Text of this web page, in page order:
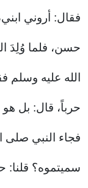
فقال: أروني
حسن، فلما وُلِدَ
الله عليه وسلم
حرباً، قال: بل
فجاء النبي صلى
سميتموه؟ قلنا: